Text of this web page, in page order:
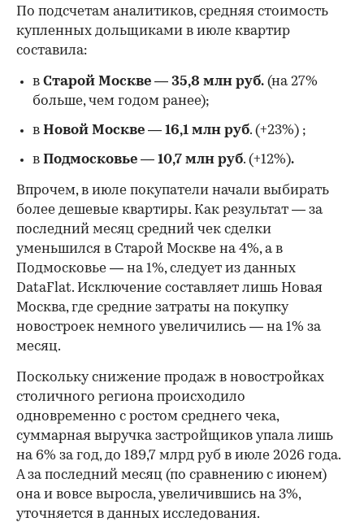
По подсчетам аналитиков, средняя стоимость
купленных дольщиками в июле квартир
составила:
в Старой Москве — 35,8 млн руб. (на 27%
больше, чем годом ранее);
в Новой Москве — 16,1 млн руб. (+23%) ;
в Подмосковье — 10,7 млн руб. (+12%).
Впрочем, в июле покупатели начали выбирать
более дешевые квартиры. Как результат — за
последний месяц средний чек сделки
уменьшился в Старой Москве на 4%, а в
Подмосковье — на 1%, следует из данных
DataFlat. Исключение составляет лишь Новая
Москва, где средние затраты на покупку
новостроек немного увеличились — на 1% за
месяц.
Поскольку снижение продаж в новостройках
столичного региона происходило
одновременно с ростом среднего чека,
суммарная выручка застройщиков упала лишь
на 6% за год, до 189,7 млрд руб в июле 2026 года.
А за последний месяц (по сравнению с июнем)
она и вовсе выросла, увеличившись на 3%,
уточняется в данных исследования.